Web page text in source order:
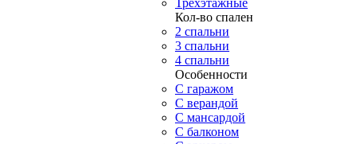
Трёхэтажные
Кол-во спален
2 спальни
3 спальни
4 спальни
Особенности
С гаражом
С верандой
С мансардой
С балконом